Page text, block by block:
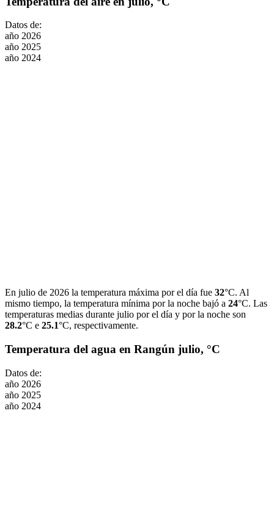
Datos de:
año 2026
año 2025
año 2024
En julio de 2026 la temperatura máxima por el día fue 32°C. Al
mismo tiempo, la temperatura mínima por la noche bajó a 24°C. Las
temperaturas medias durante julio por el día y por la noche son
28.2°C e 25.1°C, respectivamente.
Temperatura del agua en Rangún julio, °C
Datos de:
año 2026
año 2025
año 2024